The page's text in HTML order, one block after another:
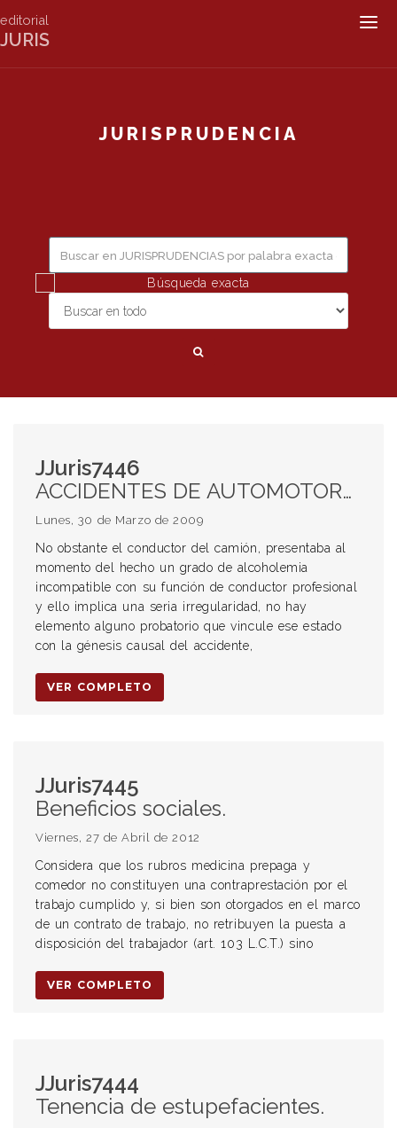
editorial
JURIS
JURISPRUDENCIA
Búsqueda exacta
JJuris7446
ACCIDENTES DE AUTOMOTORES. Conductor en estado de ebriedad. Falta de uso de cinturón de seguridad.
Lunes, 30 de Marzo de 2009
No obstante el conductor del camión, presentaba al
momento del hecho un grado de alcoholemia
incompatible con su función de conductor profesional
y ello implica una seria irregularidad, no hay
elemento alguno probatorio que vincule ese estado
con la génesis causal del accidente,
VER COMPLETO
JJuris7445
Beneficios sociales.
Viernes, 27 de Abril de 2012
Considera que los rubros medicina prepaga y
comedor no constituyen una contraprestación por el
trabajo cumplido y, si bien son otorgados en el marco
de un contrato de trabajo, no retribuyen la puesta a
disposición del trabajador (art. 103 L.C.T.) sino
VER COMPLETO
JJuris7444
Tenencia de estupefacientes.